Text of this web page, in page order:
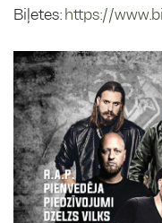
Biļetes:https://